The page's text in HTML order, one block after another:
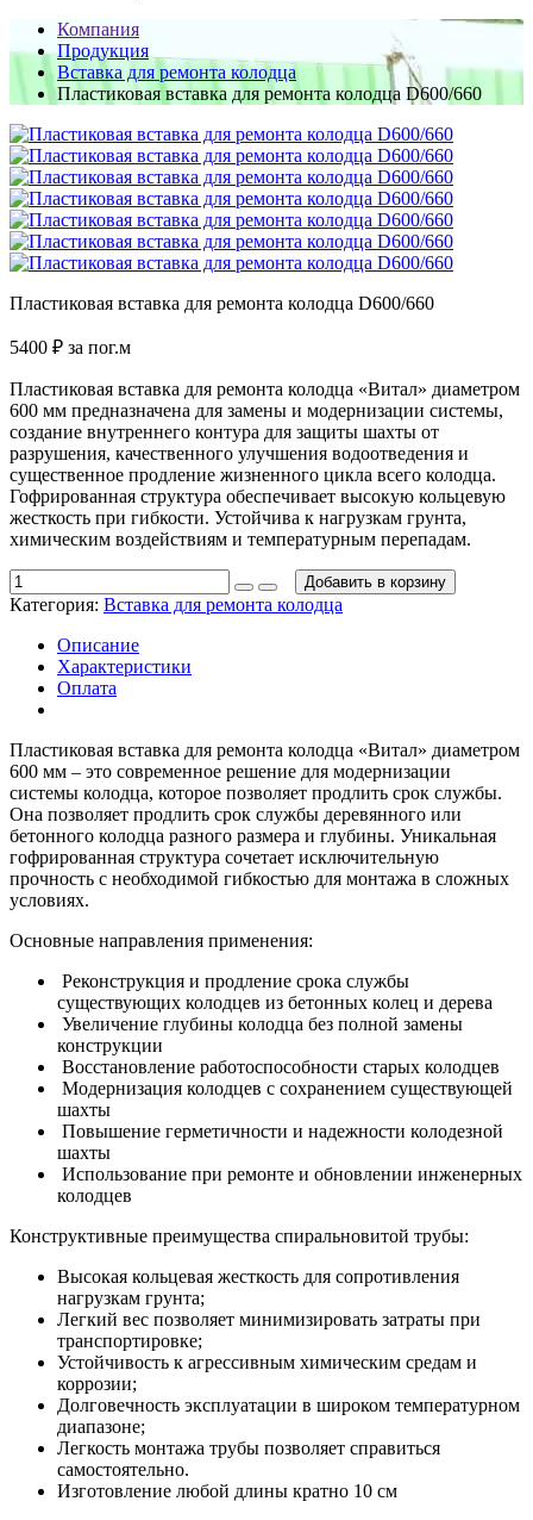
Компания
Продукция
Вставка для ремонта колодца
Пластиковая вставка для ремонта колодца D600/660
Пластиковая вставка для ремонта колодца D600/660
5400 ₽ за пог.м
Пластиковая вставка для ремонта колодца «Витал» диаметром
600 мм предназначена для замены и модернизации системы,
создание внутреннего контура для защиты шахты от
разрушения, качественного улучшения водоотведения и
существенное продление жизненного цикла всего колодца.
Гофрированная структура обеспечивает высокую кольцевую
жесткость при гибкости. Устойчива к нагрузкам грунта,
химическим воздействиям и температурным перепадам.
Добавить в корзину
Категория: Вставка для ремонта колодца
Описание
Характеристики
Оплата
Пластиковая вставка для ремонта колодца «Витал» диаметром
600 мм – это современное решение для модернизации
системы колодца, которое позволяет продлить срок службы.
Она позволяет продлить срок службы деревянного или
бетонного колодца разного размера и глубины. Уникальная
гофрированная структура сочетает исключительную
прочность с необходимой гибкостью для монтажа в сложных
условиях.
Основные направления применения:
Реконструкция и продление срока службы
существующих колодцев из бетонных колец и дерева
Увеличение глубины колодца без полной замены
конструкции
Восстановление работоспособности старых колодцев
Модернизация колодцев с сохранением существующей
шахты
Повышение герметичности и надежности колодезной
шахты
Использование при ремонте и обновлении инженерных
колодцев
Конструктивные преимущества спиральновитой трубы:
Высокая кольцевая жесткость для сопротивления
нагрузкам грунта;
Легкий вес позволяет минимизировать затраты при
транспортировке;
Устойчивость к агрессивным химическим средам и
коррозии;
Долговечность эксплуатации в широком температурном
диапазоне;
Легкость монтажа трубы позволяет справиться
самостоятельно.
Изготовление любой длины кратно 10 см